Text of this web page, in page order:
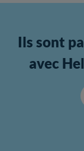
Ils sont
avec